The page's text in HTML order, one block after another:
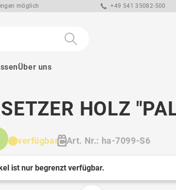
möglich +49 541 35082-500
Über uns
HOLZ
verfügbar Art. Nr.: ha-7099-S6
ist nur begrenzt verfügbar.